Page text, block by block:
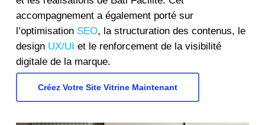
accompagnement a également porté sur
l’optimisation SEO, la structuration des contenus, le
design UX/UI et le renforcement de la visibilité
digitale de la marque.
Créez Votre Site Vitrine Maintenant